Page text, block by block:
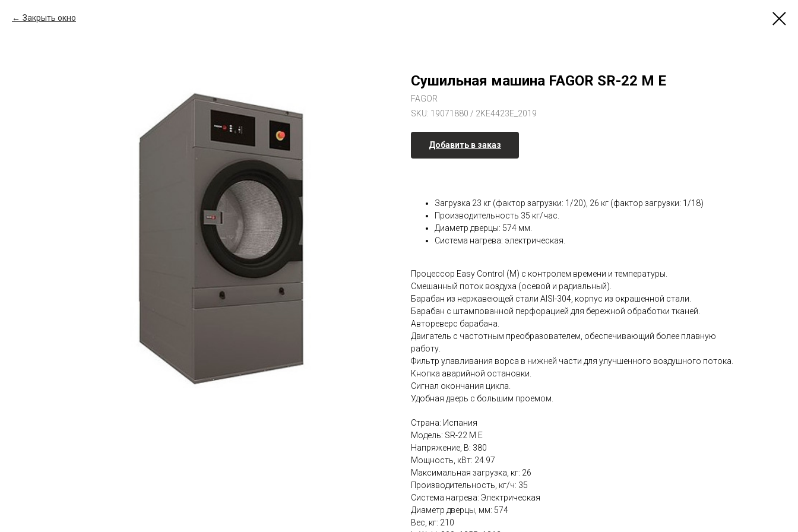
Закрыть окно
Сушильная машина FAGOR SR-22 M E
FAGOR
SKU: 19071880 / 2KE4423E_2019
Добавить в заказ
Загрузка 23 кг (фактор загрузки: 1/20), 26 кг (фактор загрузки: 1/18)
Производительность 35 кг/час.
Диаметр дверцы: 574 мм.
Система нагрева: электрическая.
Процессор Easy Control (M) с контролем времени и температуры.
Смешанный поток воздуха (осевой и радиальный).
Барабан из нержавеющей стали AISI-304, корпус из окрашенной стали.
Барабан с штампованной перфорацией для бережной обработки тканей.
Автореверс барабана.
Двигатель с частотным преобразователем, обеспечивающий более плавную
работу.
Фильтр улавливания ворса в нижней части для улучшенного воздушного потока.
Кнопка аварийной остановки.
Сигнал окончания цикла.
Удобная дверь с большим проемом.
Страна: Испания
Модель: SR-22 M E
Напряжение, В: 380
Мощность, кВт: 24.97
Максимальная загрузка, кг: 26
Производительность, кг/ч: 35
Система нагрева: Электрическая
Диаметр дверцы, мм: 574
Вес, кг: 210